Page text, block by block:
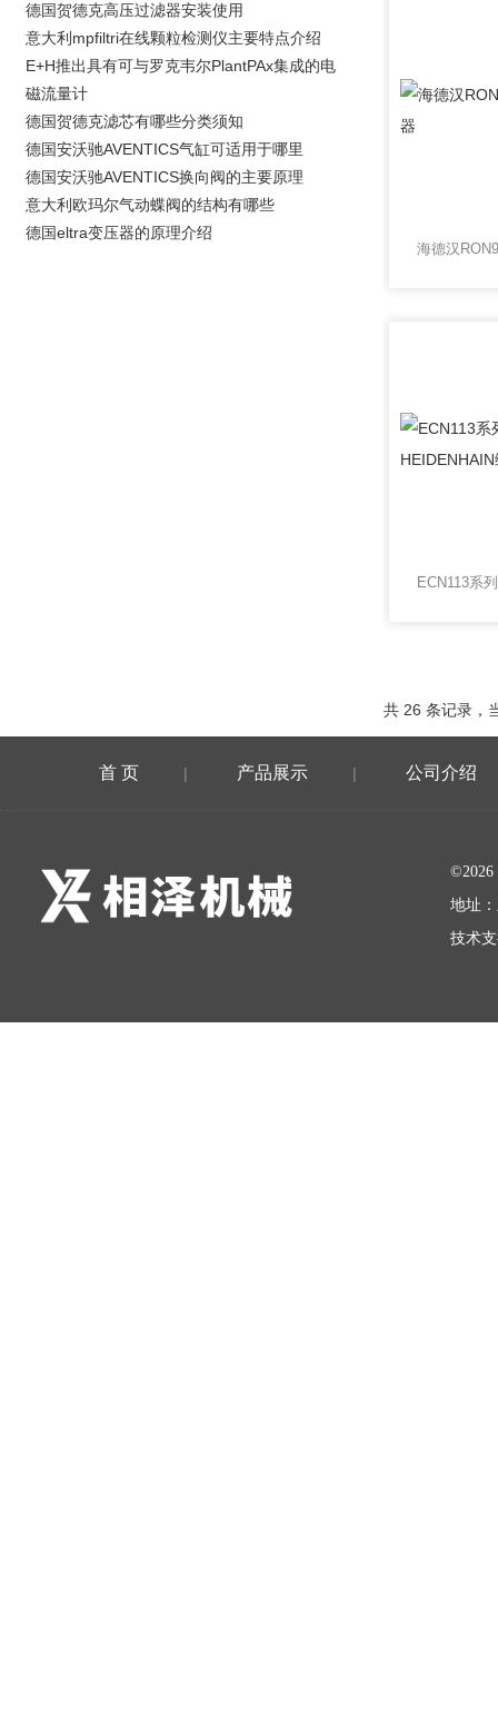
共 26 条记录
德国贺德克高压过滤器安装使用
意大利mpfiltri在线颗粒检测仪主要特点介绍
E+H推出具有可与罗克韦尔PlantPAx集成的电
磁流量计
德国贺德克滤芯有哪些分类须知
德国安沃驰AVENTICS气缸可适用于哪里
德国安沃驰AVENTICS换向阀的主要原理
意大利欧玛尔气动蝶阀的结构有哪些
德国eltra变压器的原理介绍
首 页 | 产品展示 | 公司介绍
地址
技术